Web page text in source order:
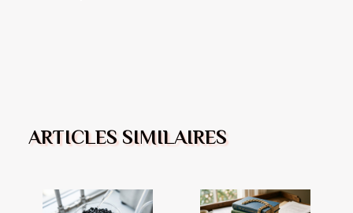
ARTICLES SIMILAIRES